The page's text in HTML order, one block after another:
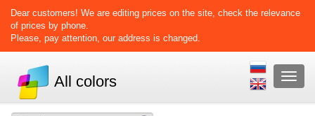
Dear customers! We are editing prices on the site, check the relevance
of prices by phone.
Please, pay attention, our address is changed.
меню
All colors